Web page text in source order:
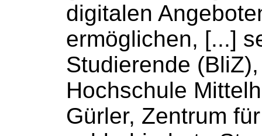
digitalen
ermöglichen, [...]
Studierende
Hochschule
Gürler, Zentrum